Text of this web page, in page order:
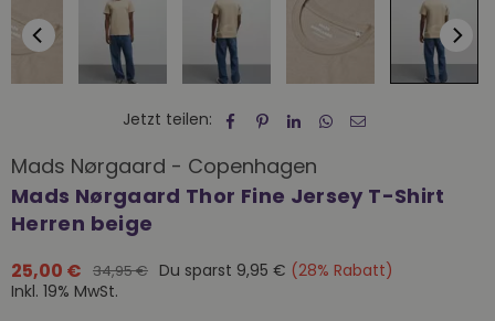
Jetzt teilen:
Mads Nørgaard - Copenhagen
Mads Nørgaard Thor Fine Jersey T-Shirt
Herren beige
Normaler
Preis
25,00 € 34,95 € Du sparst 9,95 € (28% Rabatt)
Inkl. 19% MwSt.